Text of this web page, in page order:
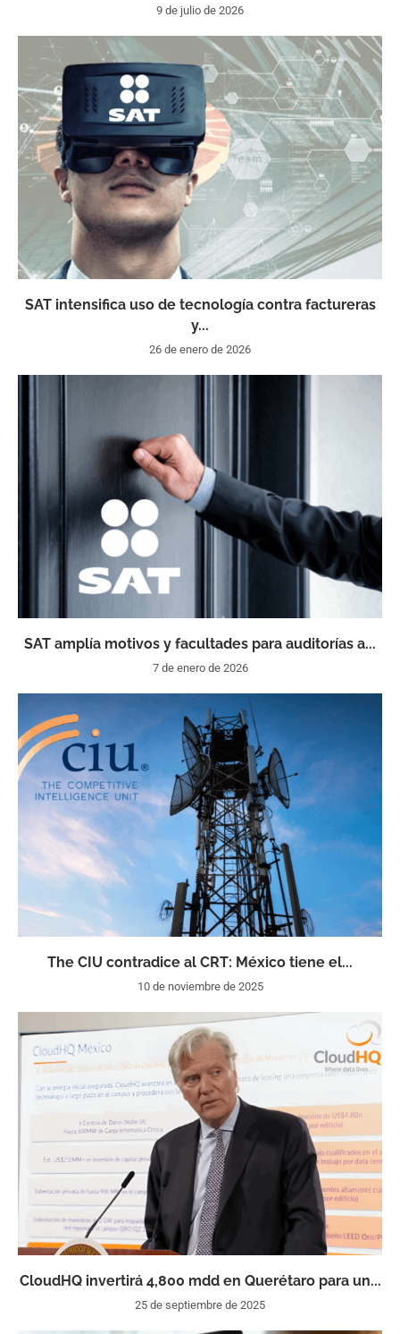
9 de julio de 2026
SAT intensifica uso de tecnología contra factureras
y...
26 de enero de 2026
SAT amplía motivos y facultades para auditorías a...
7 de enero de 2026
The CIU contradice al CRT: México tiene el...
10 de noviembre de 2025
CloudHQ invertirá 4,800 mdd en Querétaro para un...
25 de septiembre de 2025